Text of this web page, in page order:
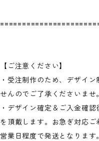
【ご注意ください】
・受注制作のため、デザイ
せんのでご了承くださいませ。
・デザイン確定＆ご入金確
を頂戴します。お急ぎ対応
営業日程度で発送となりま